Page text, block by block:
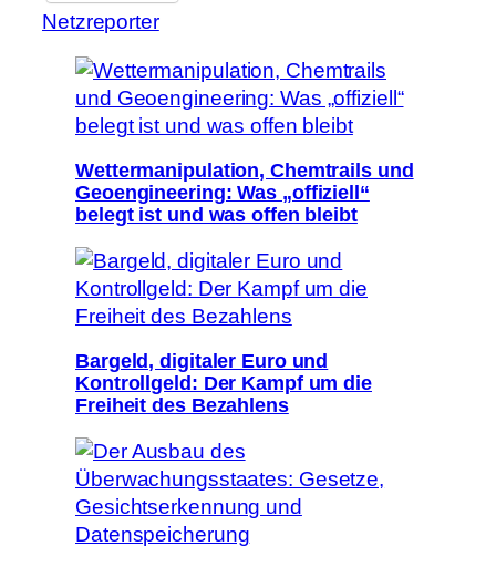
Netzreporter
Wettermanipulation, Chemtrails und
Geoengineering: Was „offiziell“
belegt ist und was offen bleibt
Bargeld, digitaler Euro und
Kontrollgeld: Der Kampf um die
Freiheit des Bezahlens